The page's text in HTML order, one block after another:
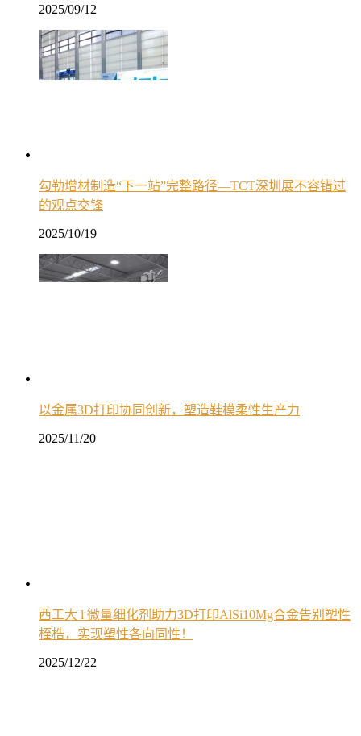
2025/09/12
勾勒增材制造“下一站”完整路径—TCT深圳展不容错过
的观点交锋
2025/10/19
以金属3D打印协同创新，塑造鞋模柔性生产力
2025/11/20
西工大 l 微量细化剂助力3D打印AlSi10Mg合金告别塑性
桎梏，实现塑性各向同性！
2025/12/22